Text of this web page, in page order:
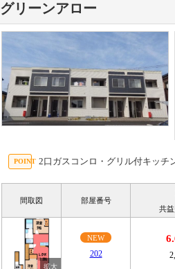
グリーンアロー
2口ガスコンロ・グリル付キッチ
間取図 部屋番号
共
NEW
202